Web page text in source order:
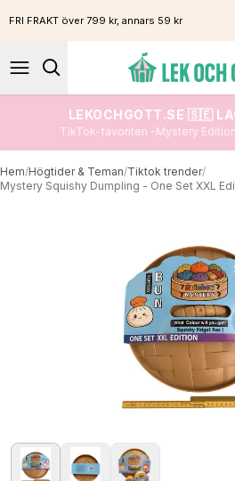
FRI FRAKT över 799 kr, annars 59 kr
LEKOCHGOTT.SE 🇸🇪
TikTok-favoriten -Mystery
Hem/Högtider & Teman/Tiktok trender/
Mystery Squishy Dumpling - One Set XXL